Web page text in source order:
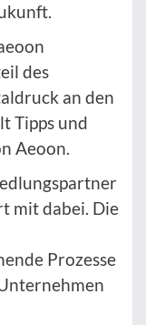
des
an den
Tipps und
Aeoon.
mit dabei. Die
Prozesse